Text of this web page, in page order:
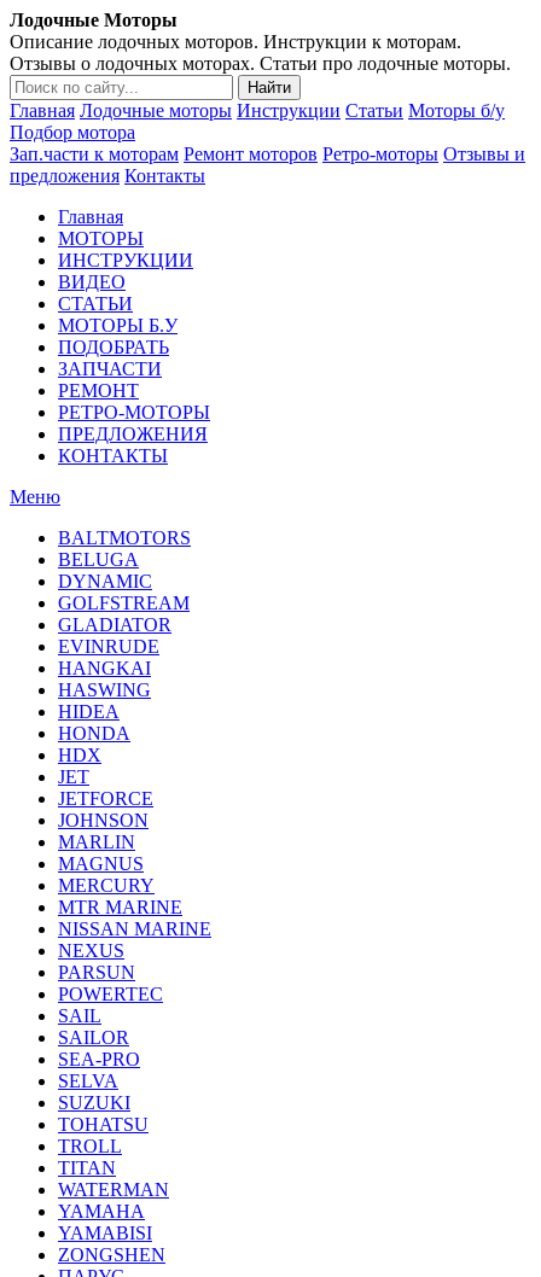
Лодочные Моторы
Описание лодочных моторов. Инструкции к моторам.
Отзывы о лодочных моторах. Статьи про лодочные моторы.
Главная Лодочные моторы Инструкции Статьи Моторы б/у
Подбор мотора
Зап.части к моторам Ремонт моторов Ретро-моторы Отзывы и
предложения Контакты
Главная
МОТОРЫ
ИНСТРУКЦИИ
ВИДЕО
СТАТЬИ
МОТОРЫ Б.У
ПОДОБРАТЬ
ЗАПЧАСТИ
РЕМОНТ
РЕТРО-МОТОРЫ
ПРЕДЛОЖЕНИЯ
КОНТАКТЫ
Меню
BALTMOTORS
BELUGA
DYNAMIC
GOLFSTREAM
GLADIATOR
EVINRUDE
HANGKAI
HASWING
HIDEA
HONDA
HDX
JET
JETFORCE
JOHNSON
MARLIN
MAGNUS
MERCURY
MTR MARINE
NISSAN MARINE
NEXUS
PARSUN
POWERTEC
SAIL
SAILOR
SEA-PRO
SELVA
SUZUKI
TOHATSU
TROLL
TITAN
WATERMAN
YAMAHA
YAMABISI
ZONGSHEN